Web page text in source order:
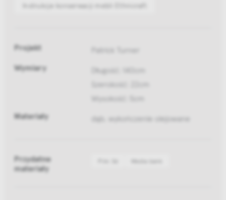
Instrukcje konserwacji mebli Ethnicraft
Projekt Patrick Turner
Wymiary
Długość: 140cm
Szerokość: 22cm
Wysokość: 5cm
Materiały dąb, wykończenie olejowane
Przydatne
materiały
Media bank